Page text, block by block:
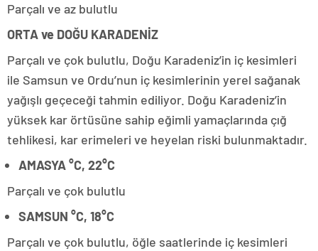
Parçalı ve az bulutlu
ORTA ve DOĞU KARADENİZ
Parçalı ve çok bulutlu, Doğu Karadeniz’in iç kesimleri
ile Samsun ve Ordu’nun iç kesimlerinin yerel sağanak
yağışlı geçeceği tahmin ediliyor. Doğu Karadeniz’in
yüksek kar örtüsüne sahip eğimli yamaçlarında çığ
tehlikesi, kar erimeleri ve heyelan riski bulunmaktadır.
AMASYA °C, 22°C
Parçalı ve çok bulutlu
SAMSUN °C, 18°C
Parçalı ve çok bulutlu, öğle saatlerinde iç kesimleri